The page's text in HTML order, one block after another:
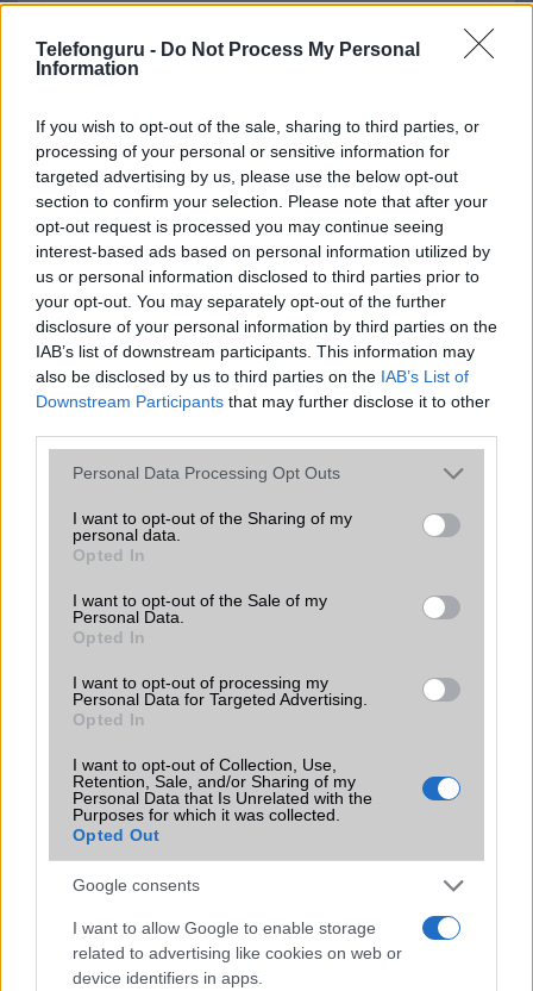
Telefonguru - Do Not Process My Personal
Information
If you wish to opt-out of the sale, sharing to third parties, or
processing of your personal or sensitive information for
targeted advertising by us, please use the below opt-out
section to confirm your selection. Please note that after your
opt-out request is processed you may continue seeing
interest-based ads based on personal information utilized by
us or personal information disclosed to third parties prior to
your opt-out. You may separately opt-out of the further
disclosure of your personal information by third parties on the
IAB’s list of downstream participants. This information may
also be disclosed by us to third parties on the IAB’s List of
Downstream Participants that may further disclose it to other
Please note that this website/app uses one or more Google
not limited to your visit or usage behaviour. You may click to
grant or deny consent to Google and its third-party tags to
use your data for below specified purposes in below Google
consent section.
Personal Data Processing Opt Outs
I want to opt-out of the Sharing of my
personal data.
Opted In
I want to opt-out of the Sale of my
Personal Data.
Opted In
I want to opt-out of processing my
Personal Data for Targeted Advertising.
Opted In
I want to opt-out of Collection, Use,
Retention, Sale, and/or Sharing of my
Personal Data that Is Unrelated with the
Purposes for which it was collected.
Opted Out
Google consents
I want to allow Google to enable storage
related to advertising like cookies on web or
device identifiers in apps.
Típus Li-Ion
Készenléti idő h /
Cserélhetőség
Az akkumulátor nem vehetõ ki!
Beszélgetési idő h /
Gyorstöltés
Gyorstöltésre alkalmas
ALKALMAZÁSOK ÉS ÉRZÉKELŐK
Java Nincs
Flash/Ujjlenyomat olvasó Fingerprint sensor
SNS integráció alap szolgáltatás
Organizer alap szolgáltatás
T9 szótár alkalmazás független szótár
Office alkalmazások
DV = Document viewer (Word,
Excel, PowerPoint, PDF)
Iránytũ ecompass
Extrák
EGYÉB
SIM típus nanoSIM
Flight mode Van
Terület Globális
Brand 2019
Védelem